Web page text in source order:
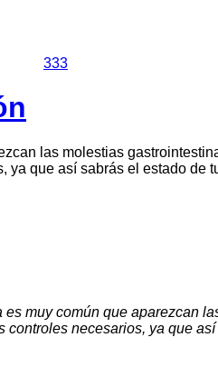
333
las molestias
ya que así sabrás el estado de
muy común que aparezcan
necesarios, ya que